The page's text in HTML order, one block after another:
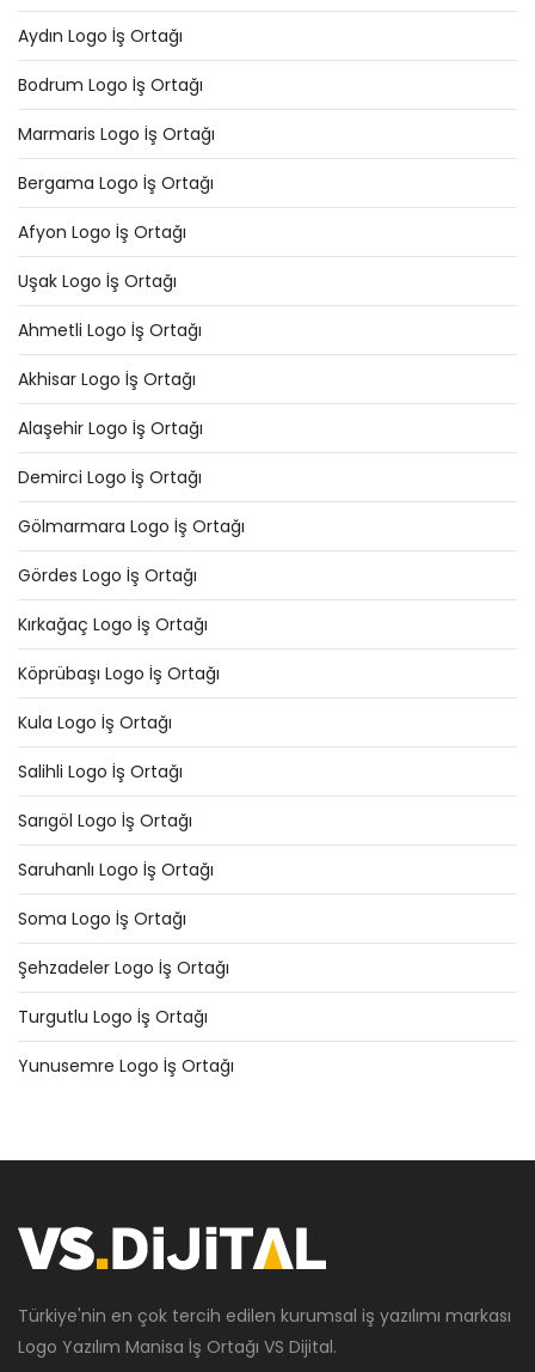
Aydın Logo İş Ortağı
Bodrum Logo İş Ortağı
Marmaris Logo İş Ortağı
Bergama Logo İş Ortağı
Afyon Logo İş Ortağı
Uşak Logo İş Ortağı
Ahmetli Logo İş Ortağı
Akhisar Logo İş Ortağı
Alaşehir Logo İş Ortağı
Demirci Logo İş Ortağı
Gölmarmara Logo İş Ortağı
Gördes Logo İş Ortağı
Kırkağaç Logo İş Ortağı
Köprübaşı Logo İş Ortağı
Kula Logo İş Ortağı
Salihli Logo İş Ortağı
Sarıgöl Logo İş Ortağı
Saruhanlı Logo İş Ortağı
Soma Logo İş Ortağı
Şehzadeler Logo İş Ortağı
Turgutlu Logo İş Ortağı
Yunusemre Logo İş Ortağı
Türkiye'nin en çok tercih edilen kurumsal iş yazılımı markası
Logo Yazılım Manisa İş Ortağı VS Dijital.